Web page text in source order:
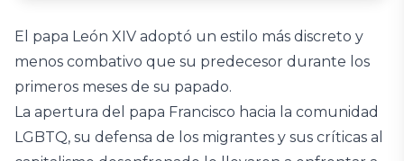
El papa León XIV adoptó un estilo más discreto y
menos combativo que su predecesor durante los
primeros meses de su papado.
La apertura del papa Francisco hacia la comunidad
LGBTQ, su defensa de los migrantes y sus críticas al